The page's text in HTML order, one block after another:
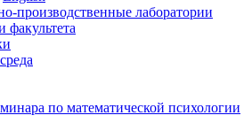
производственные лаборатории
факультета
по математической психологии